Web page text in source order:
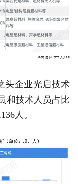
头企业光启技术
和技术人员占比
人。